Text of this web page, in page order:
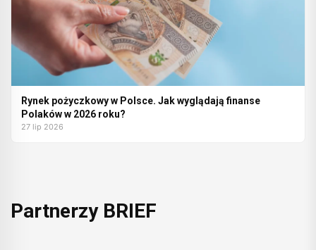
Rynek pożyczkowy w Polsce. Jak wyglądają finanse
Polaków w 2026 roku?
27 lip 2026
Partnerzy BRIEF